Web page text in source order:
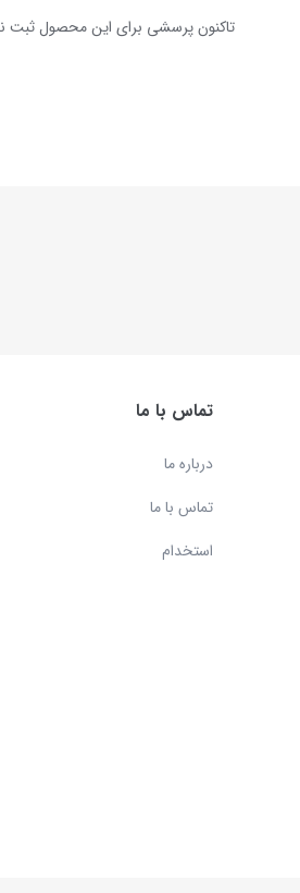
تاکنون پرسشی برای این محصول
تماس با ما
درباره ما
تماس با ما
استخدام